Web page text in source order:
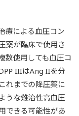
療による血圧コン
薬が臨床で使用さ
数使用しても血圧コ
IIIはAng IIを分
れまでの降圧薬に
うな難治性高血圧
できる可能性があ